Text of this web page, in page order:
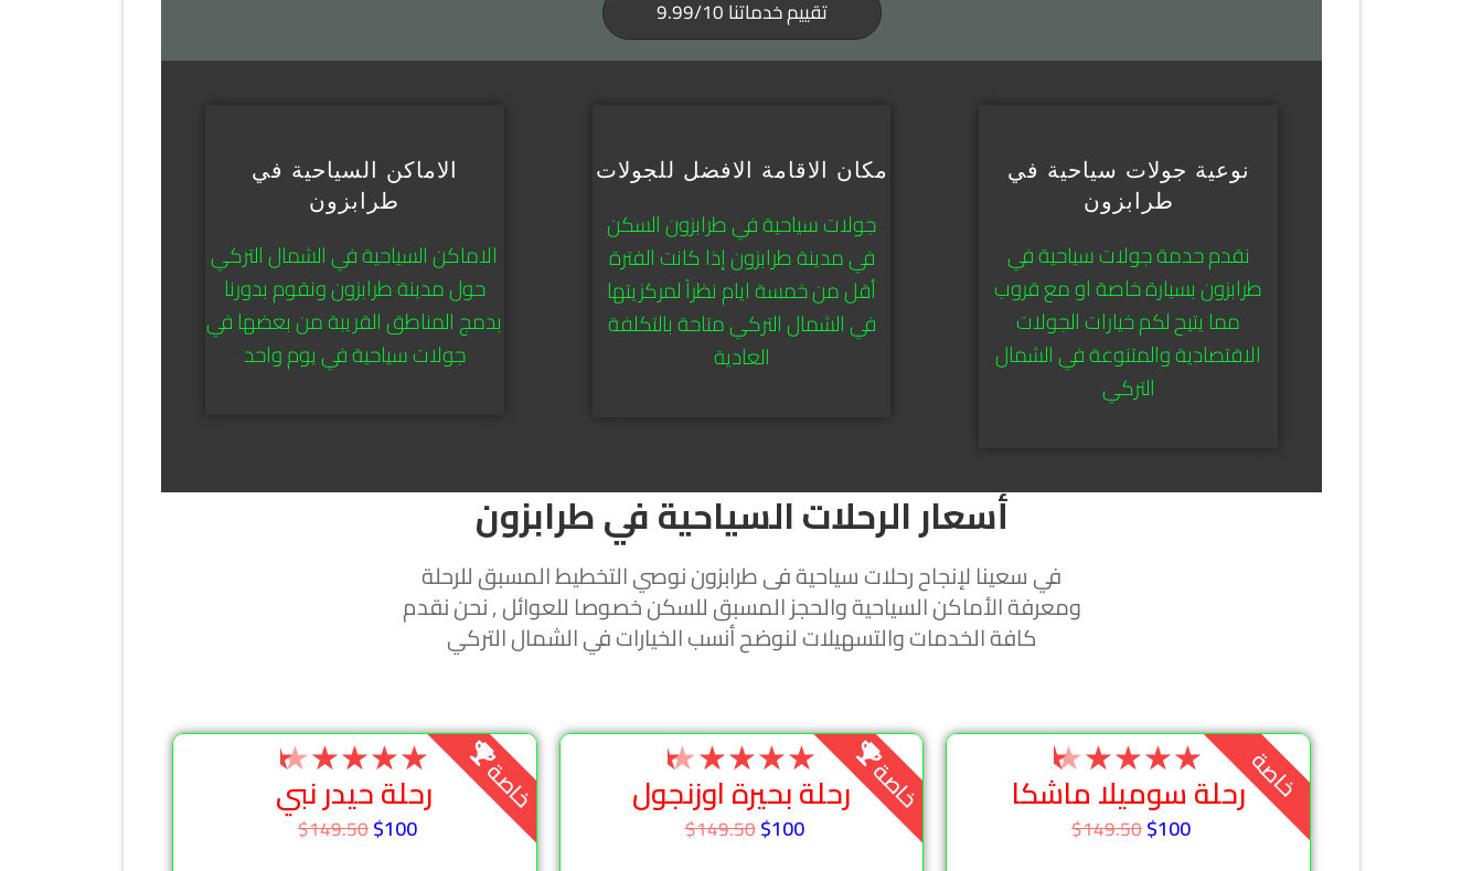
تقييم خدماتنا 9.99/10
نوعية جولات سياحية في
طرابزون
نقدم حدمة جولات سياحية في
طرابزون بسيارة خاصة او مع قروب
مما يتيح لكم خيارات الجولات
الاقتصادية والمتنوعة في الشمال
التركي
مكان الاقامة الافضل للجولات
جولات سياحية في طرابزون السكن
في مدينة طرابزون إذا كانت الفترة
أقل من خمسة ايام نظراً لمركزيتها
في الشمال التركي متاحة بالتكلفة
العادية
الاماكن السياحية في
طرابزون
الاماكن السياحية في الشمال التركي
حول مدينة طرابزون ونقوم بدورنا
بدمج المناطق القريبة من بعضها في
جولات سياحية في يوم واحد
أسعار الرحلات السياحية في طرابزون
في سعينا لإنجاح رحلات سياحية فى طرابزون نوصي التخطيط المسبق للرحلة
ومعرفة الأماكن السياحية والحجز المسبق للسكن خصوصا للعوائل , نحن نقدم
كافة الخدمات والتسهيلات لنوضح أنسب الخيارات في الشمال التركي
★
★
★
★
★
رحلة سوميلا ماشكا
$100
$149.50
خاصة ★
★
★
★
★
رحلة بحيرة اوزنجول
$100
$149.50
خاصة ★
★
★
★
★
رحلة حيدر نبي
$100
$149.50
خاصة